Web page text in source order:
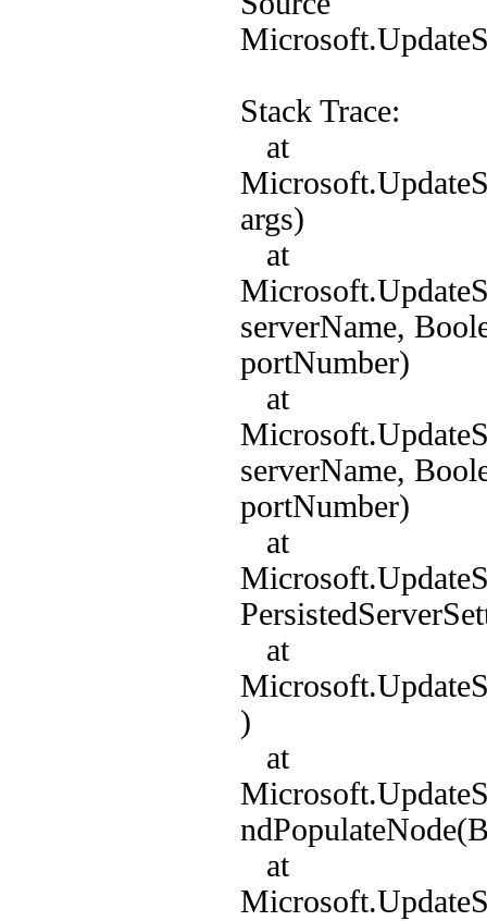
Stack Trace:
at
args)
at
serverName,
portNumber)
at
serverName,
portNumber)
at
at
)
at
at